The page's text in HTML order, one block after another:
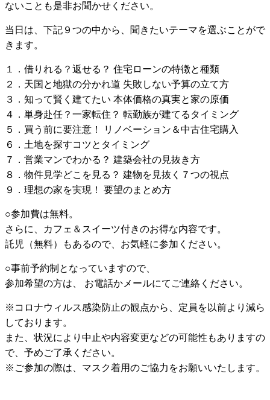
ないことも是非お聞かせください。
当日は、下記９つの中から、聞きたいテーマを選ぶことがで
きます。
１．借りれる？返せる？ 住宅ローンの特徴と種類
２．天国と地獄の分かれ道 失敗しない予算の立て方
３．知って賢く建てたい 本体価格の真実と家の原価
４．単身赴任？一家転住？ 転勤族が建てるタイミング
５．買う前に要注意！ リノベーション＆中古住宅購入
６．土地を探すコツとタイミング
７．営業マンでわかる？ 建築会社の見抜き方
８．物件見学どこを見る？ 建物を見抜く７つの視点
９．理想の家を実現！ 要望のまとめ方
○参加費は無料。
さらに、カフェ＆スイーツ付きのお得な内容です。
託児（無料）もあるので、お気軽に参加ください。
○事前予約制となっていますので、
参加希望の方は、 お電話かメールにてご連絡ください。
※コロナウィルス感染防止の観点から、定員を以前より減ら
しております。
また、状況により中止や内容変更などの可能性もありますの
で、予めご了承ください。
※ご参加の際は、マスク着用のご協力をお願いいたします。